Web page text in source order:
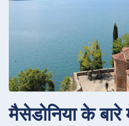
मैसेडोनिया के